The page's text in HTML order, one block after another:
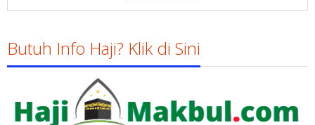
Butuh Info Haji? Klik di Sini